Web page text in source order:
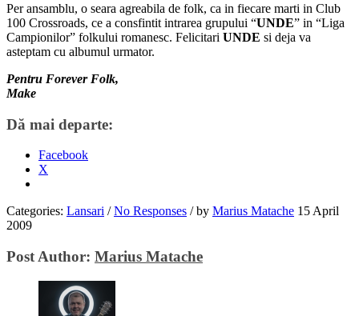
Per ansamblu, o seara agreabila de folk, ca in fiecare marti in Club
100 Crossroads, ce a consfintit intrarea grupului “UNDE” in “Liga
Campionilor” folkului romanesc. Felicitari UNDE si deja va
asteptam cu albumul urmator.
Pentru Forever Folk,
Make
Dă mai departe:
Facebook
X
Categories: Lansari / No Responses /by Marius Matache 15 April
2009
Post Author: Marius Matache